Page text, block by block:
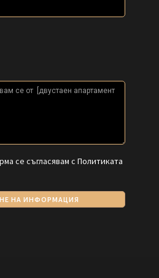
се съгласявам с Политиката
НА ИНФОРМАЦИЯ